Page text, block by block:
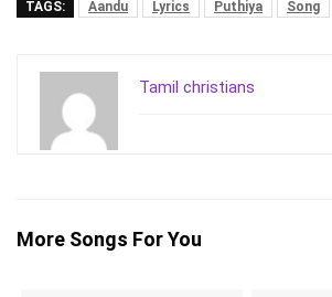
TAGS: Aandu Lyrics Puthiya Song
Tamil christians
More Songs For You